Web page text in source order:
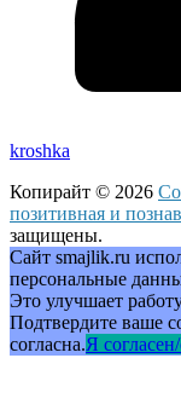
kroshka
Копирайт © 2026
позитивная и
защищены.
Сайт smajlik.ru
персональные
Это улучшает
Подтвердите ваше
согласна.Я